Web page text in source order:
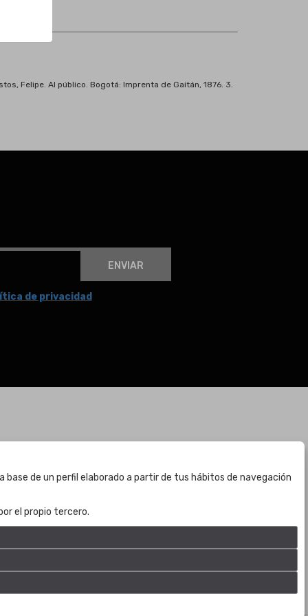
Felipe. Al público. Bogotá: Imprenta de Gaitán, 1876. 3.
ENVIAR
de privacidad
CALLE 70 # 10a - 59 BOGOTÁ, CO
(+57) 301 271 1444
info@bogotaauctions.com
de un perfil elaborado a partir de tus hábitos de navegación
el propio tercero.